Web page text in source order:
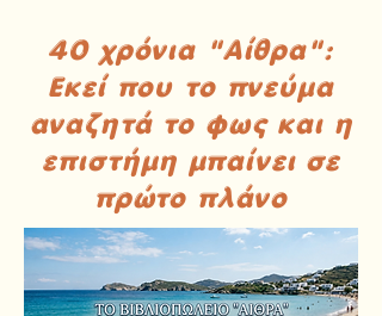
40 χρόνια "Αίθρα":
Εκεί που το πνεύμα
αναζητά το φως και η
επιστήμη μπαίνει σε
πρώτο πλάνο